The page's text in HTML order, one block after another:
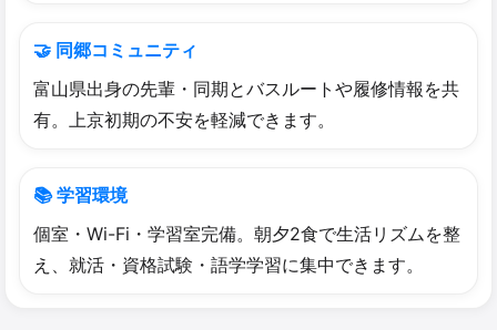
🤝 同郷コミュニティ
富山県出身の先輩・同期とバスルートや履修情報を共
有。上京初期の不安を軽減できます。
📚 学習環境
個室・Wi-Fi・学習室完備。朝夕2食で生活リズムを整
え、就活・資格試験・語学学習に集中できます。